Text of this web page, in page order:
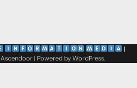
|
Ascendoor| Powered byWordPress.